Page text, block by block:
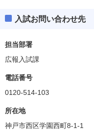
入試お問い合わせ先
担当部署
広報入試課
電話番号
0120-514-103
所在地
神戸市西区学園西町8-1-1